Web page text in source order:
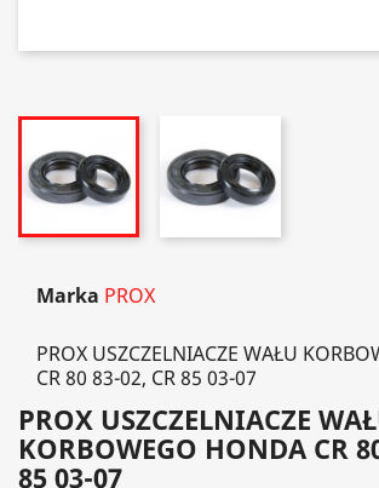
Marka PROX
PROX USZCZELNIACZE WAŁU
CR 80 83-02, CR 85 03-07
PROX USZCZELNIACZE
KORBOWEGO HONDA CR
85 03-07